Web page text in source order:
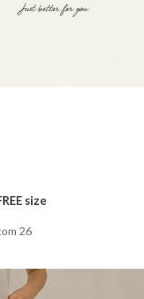
size
26